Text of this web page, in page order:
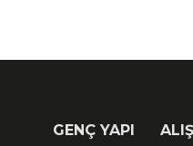
GENÇ YAPI